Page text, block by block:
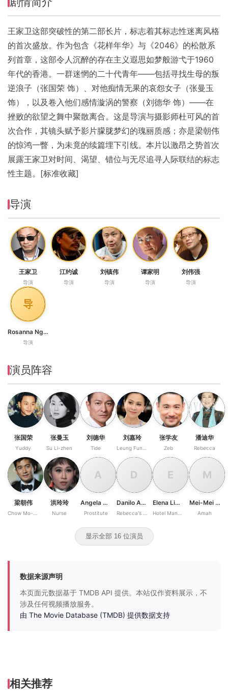
王家卫这部突破性的第二部长片，标志着其标志性迷离风格
的首次盛放。作为包含《花样年华》与《2046》的松散系
列首章，这部令人沉醉的存在主义遐思如梦般游弋于1960
年代的香港。一群迷惘的二十代青年——包括寻找生母的叛
逆浪子（张国荣 饰）、对他痴情无果的哀怨女子（张曼玉
饰），以及卷入他们感情漩涡的警察（刘德华 饰）——在
挫败的欲望之舞中聚散离合。这是导演与摄影师杜可风的首
次合作，其镜头赋予影片朦胧梦幻的瑰丽质感；亦是梁朝伟
的惊鸿一瞥，为未竟的续篇埋下引线。本片以激昂之势首次
展露王家卫对时间、渴望、错位与无尽追寻人际联结的标志
性主题。[标准收藏]
导演
王家卫
导演
江约诚
导演
刘镇伟
导演
谭家明
导演
刘伟强
导演
导
Rosanna Ng Wai-San
导演
演员阵容
张国荣
Yuddy
张曼玉
Su Li-zhen
刘德华
Tide
刘嘉玲 张学友
Zeb
潘迪华
Rebecca
梁朝伟 洪玲玲
Nurse
A
Angela Ponos
Prostitute
D
Danilo Antunes
E
Elena Lim So
M
Mei-Mei Hung
Amah
显示全部 16 位演员
数据来源声明
本页面元数据基于 TMDB API 提供。本站仅作资料展示，不
涉及任何视频播放服务。
由 The Movie Database (TMDB) 提供数据支持
相关推荐